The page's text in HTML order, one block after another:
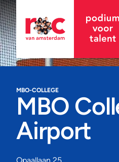
MBO-COLLEGE
MBO
Airport